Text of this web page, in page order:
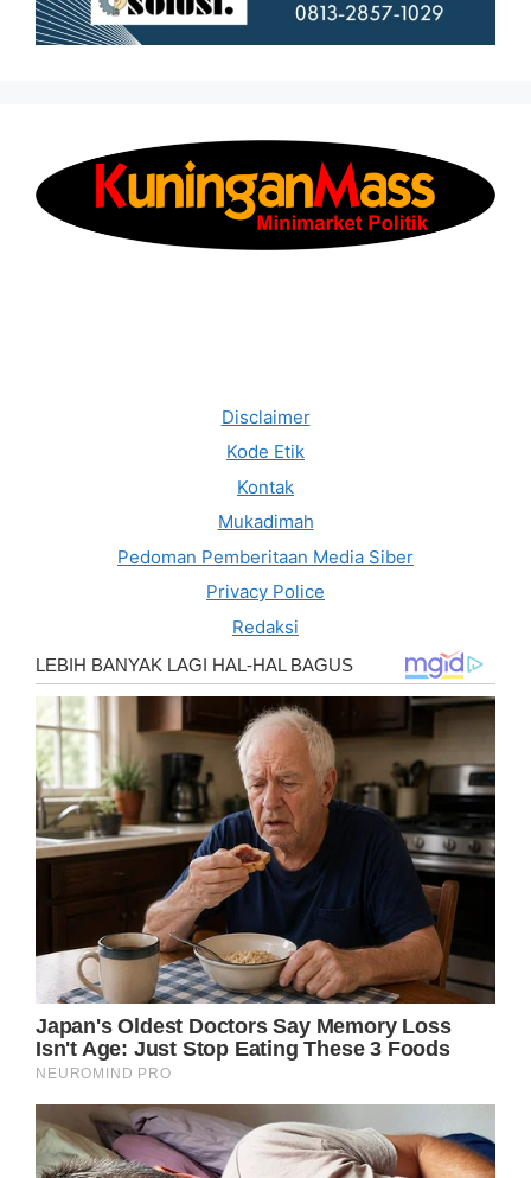
Disclaimer
Kode Etik
Kontak
Mukadimah
Pedoman Pemberitaan Media Siber
Privacy Police
Redaksi